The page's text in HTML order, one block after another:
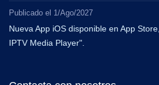
Publicado el 1/Ago/2027
Nueva App iOS disponible en App
IPTV Media Player".